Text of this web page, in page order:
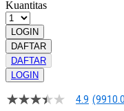
Kuantitas
LOGIN
DAFTAR
DAFTAR
LOGIN
4.9
4.9